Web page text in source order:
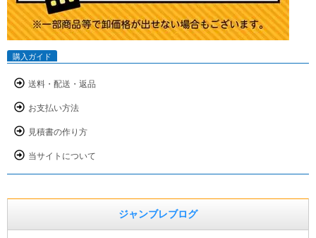
購入ガイド
送料・配送・返品
お支払い方法
見積書の作り方
当サイトについて
ジャンブレブログ